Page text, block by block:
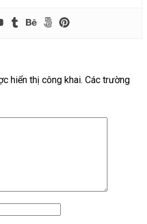
hiển thị công khai. Các trường